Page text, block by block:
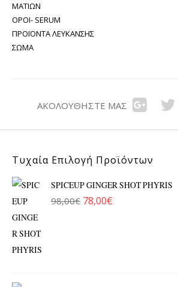
ΜΑΤΙΏΝ
ΟΡΟΊ- SERUM
ΠΡΟΪΌΝΤΑ ΛΕΎΚΑΝΣΗΣ
ΣΏΜΑ
ΑΚΟΛΟΥΘΉΣΤΕ ΜΑΣ
Τυχαία Επιλογή Προϊόντων
SPICEUP GINGER SHOT PHYRIS
98,00€ Original price was: 98,00€.
78,00€